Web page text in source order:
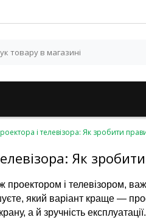
і телевізора: Як зробити
Як
проектором і телевізором,
який варіант краще —
а й зручність